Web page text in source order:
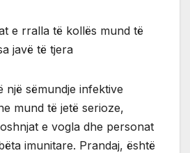
e rralla të kollës mund të
javë të tjera
një sëmundje infektive
mund të jetë serioze,
e vogla dhe personat
imunitare. Prandaj, është